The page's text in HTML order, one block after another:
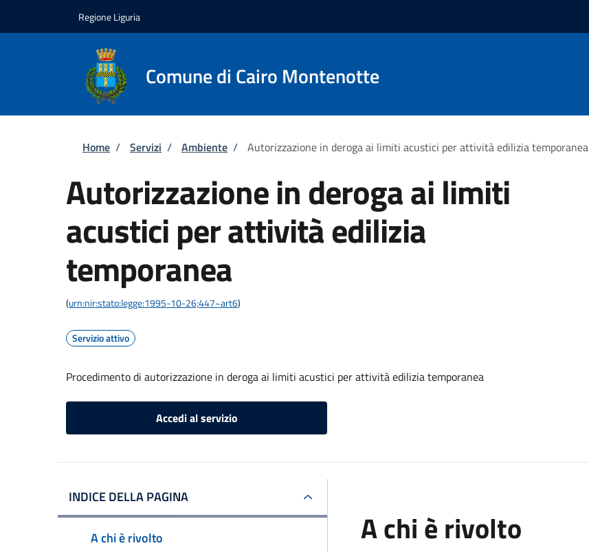
Regione Liguria
Comune di Cairo Montenotte
Briciole di pane
Home / Servizi / Ambiente / Autorizzazione in deroga ai limiti acustici per attività edilizia temporanea
Autorizzazione in deroga ai limiti
acustici per attività edilizia
temporanea
(urn:nir:stato:legge:1995-10-26;447~art6)
Servizio attivo
Procedimento di autorizzazione in deroga ai limiti acustici per attività edilizia temporanea
Accedi al servizio
INDICE DELLA PAGINA
A chi è rivolto
A chi è rivolto